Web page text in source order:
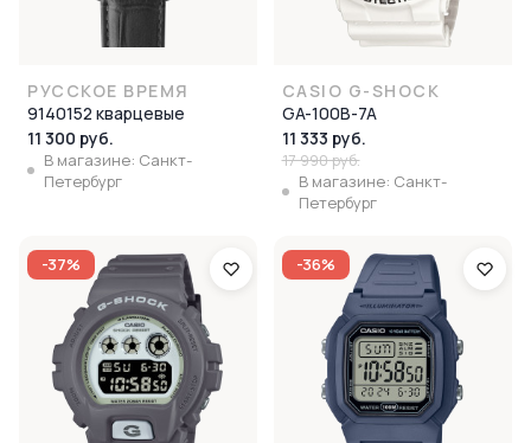
РУССКОЕ ВРЕМЯ
9140152 кварцевые
11 300 руб.
В магазине: Санкт-
Петербург
CASIO G-SHOCK
GA-100B-7A
11 333 руб.
17 990 руб.
В магазине: Санкт-
Петербург
-37% -36%